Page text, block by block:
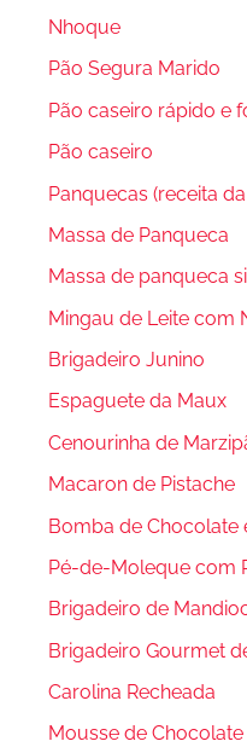
Nhoque
Pão Segura Marido
Pão caseiro rápido e
Pão caseiro
Panquecas (receita
Massa de Panqueca
Massa de panqueca
Mingau de Leite com
Brigadeiro Junino
Espaguete da Maux
Cenourinha de
Macaron de Pistache
Bomba de Chocolate
Pé-de-Moleque com
Brigadeiro de
Brigadeiro Gourmet
Carolina Recheada
Mousse de